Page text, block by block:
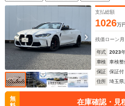
ンション ステアリングヒーター
全周囲カメラ ハーマンカードン
支払総額
1026万
残価ローン
年式 2023
車検
車検整
保証
保証付
住所
埼玉県
無
在庫確認・見